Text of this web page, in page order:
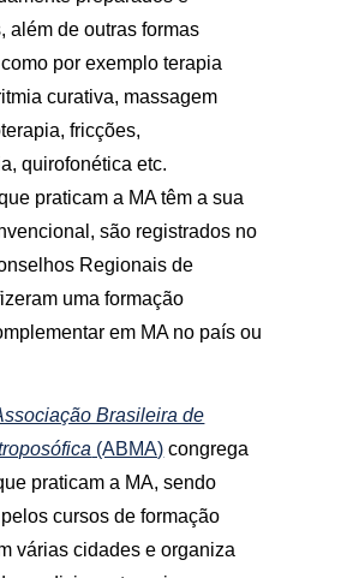
além de outras formas
por exemplo terapia
curativa, massagem
fricções,
quirofonética etc.
praticam a MA têm a sua
são registrados no
Regionais de
uma formação
em MA no país ou
Brasileira de
(ABMA) congrega
praticam a MA, sendo
cursos de formação
várias cidades e organiza